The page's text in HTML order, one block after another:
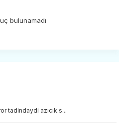
bulunamadı
tadindaydi azıcık.s...